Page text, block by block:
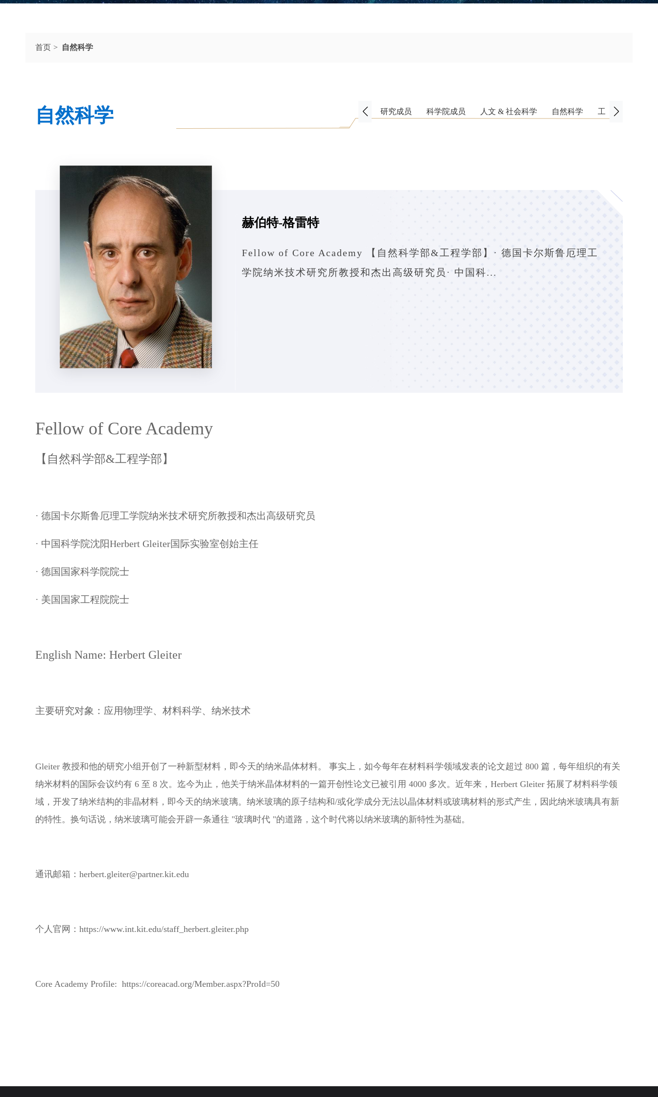
首页 自然科学
自然科学 研究成员 科学院成员 人文 & 社会科学 自然科学 工程科学
赫伯特-格雷特
Fellow of Core Academy 【自然科学部&工程学部】· 德国卡尔斯鲁厄理工
学院纳米技术研究所教授和杰出高级研究员· 中国科...
Fellow of Core Academy
【自然科学部&工程学部】
· 德国卡尔斯鲁厄理工学院纳米技术研究所教授和杰出高级研究员
· 中国科学院沈阳Herbert Gleiter国际实验室创始主任
· 德国国家科学院院士
· 美国国家工程院院士
English Name: Herbert Gleiter
主要研究对象：应用物理学、材料科学、纳米技术
Gleiter 教授和他的研究小组开创了一种新型材料，即今天的纳米晶体材料。 事实上，如今每年在材料科学领域发表的论文超过 800 篇，每年组织的有关
纳米材料的国际会议约有 6 至 8 次。迄今为止，他关于纳米晶体材料的一篇开创性论文已被引用 4000 多次。近年来，Herbert Gleiter 拓展了材料科学领
域，开发了纳米结构的非晶材料，即今天的纳米玻璃。纳米玻璃的原子结构和/或化学成分无法以晶体材料或玻璃材料的形式产生，因此纳米玻璃具有新
的特性。换句话说，纳米玻璃可能会开辟一条通往 "玻璃时代 "的道路，这个时代将以纳米玻璃的新特性为基础。
通讯邮箱：herbert.gleiter@partner.kit.edu
个人官 网：https://www.int.kit.edu/staff_herbert.gleiter.php
Core Academy Profile: https://coreacad.org/Member.aspx?ProId=50